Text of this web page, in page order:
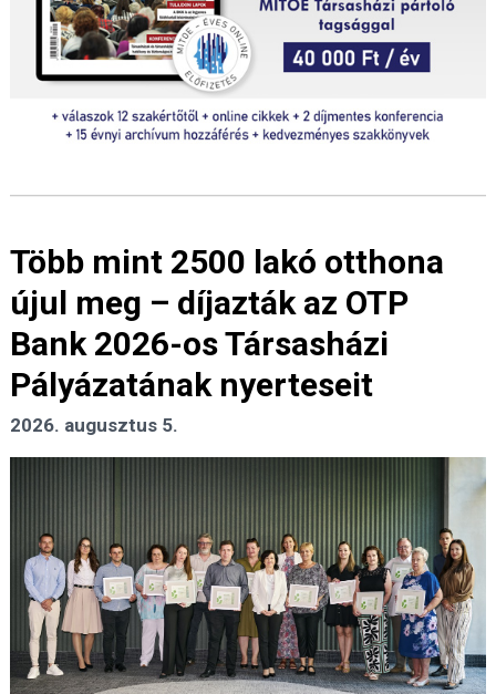
Több mint 2500 lakó otthona
újul meg – díjazták az OTP
Bank 2026-os Társasházi
Pályázatának nyerteseit
2026. augusztus 5.